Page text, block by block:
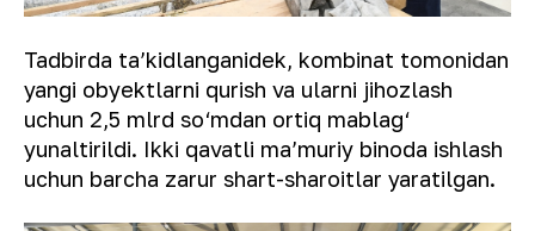
Tadbirda taʼkidlanganidek, kombinat tomonidan
yangi obyektlarni qurish va ularni jihozlash
uchun 2,5 mlrd so‘mdan ortiq mablag‘
yunaltirildi. Ikki qavatli maʼmuriy binoda ishlash
uchun barcha zarur shart-sharoitlar yaratilgan.